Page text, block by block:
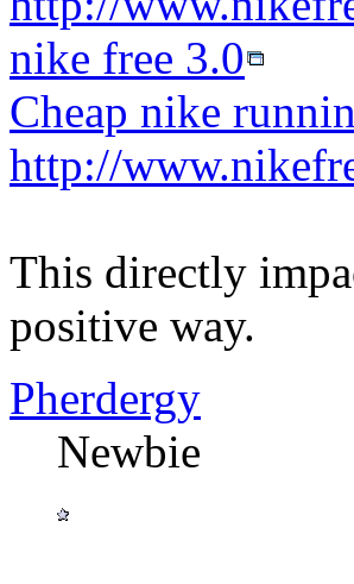
nike free 3.0
Cheap nike
http://
This directly
positive way.
Pherdergy
Newbie